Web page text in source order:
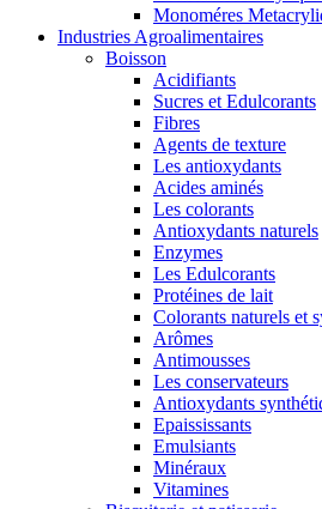
Monoméres
Industries Agroalimentaires
Boisson
Acidifiants
Sucres et Edulcorants
Fibres
Agents de texture
Les antioxydants
Acides aminés
Les colorants
Antioxydants naturels
Enzymes
Les Edulcorants
Protéines de lait
Colorants naturels et
Arômes
Antimousses
Les conservateurs
Antioxydants
Epaississants
Emulsiants
Minéraux
Vitamines